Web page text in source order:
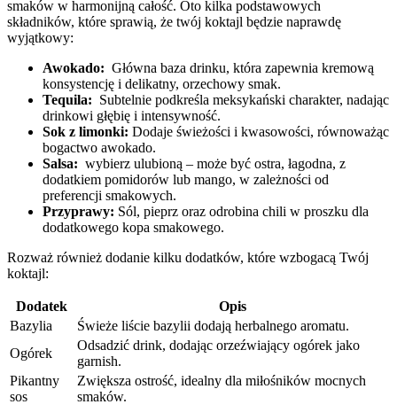
smaków w harmonijną całość. Oto kilka podstawowych ​
składników, ⁤które ‍sprawią, ‍że twój koktajl będzie naprawdę​
wyjątkowy:
Awokado: ⁢ Główna baza drinku, ‌która‍ zapewnia kremową
konsystencję​ i delikatny, orzechowy smak.
Tequila: ⁢ Subtelnie podkreśla meksykański charakter, nadając
drinkowi ‌głębię i ​intensywność.
Sok ‌z limonki: Dodaje świeżości⁢ i kwasowości,⁤ równoważąc
bogactwo awokado.
Salsa: ‌ wybierz ulubioną ​–⁣ może być ostra, łagodna, z⁣
dodatkiem pomidorów lub​ mango, w zależności od
preferencji smakowych.
Przyprawy: Sól,⁣ pieprz oraz odrobina‌ chili w proszku dla
dodatkowego⁢ kopa smakowego.
Rozważ również dodanie⁤ kilku dodatków, które wzbogacą Twój
koktajl:
Dodatek
Opis
Bazylia
Świeże liście bazylii dodają herbalnego ⁤aromatu.
Ogórek
Odsadzić drink, dodając orzeźwiający⁣ ogórek jako
garnish.
Pikantny
sos
Zwiększa ostrość, idealny dla miłośników⁣ mocnych
smaków.